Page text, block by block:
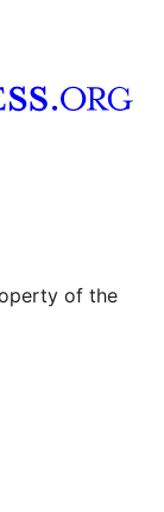
of the